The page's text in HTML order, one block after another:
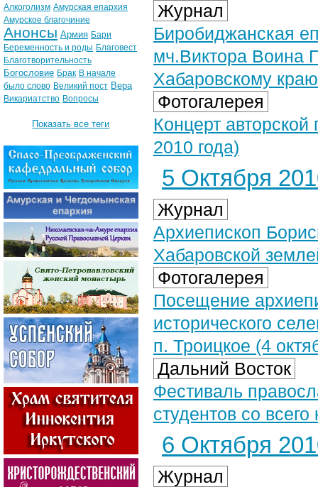
Журнал
Биробиджанская
мч.Виктора Воина
Хабаровскому краю
Фотогалерея
Концерт
2010 года)
5 Октября
Журнал
Архиепископ
Хабаровской
Фотогалерея
Посещение
исторического
п. Троицкое (4
Дальний Восток
Фестиваль
студентов со всего
6 Октября
Журнал
Алкоголизм Амурская епархия
Амурское благочиние
Анонсы Армия Бари
Беременность и роды Благовест
Благотворительность
Богословие Брак В начале
было слово Великий пост Вера
Викариатство Вопросы
Показать все теги